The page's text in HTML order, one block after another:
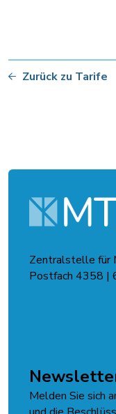
Zurück zu Tarife
Zentralstelle für
Postfach 4358 |
Melden Sie sich